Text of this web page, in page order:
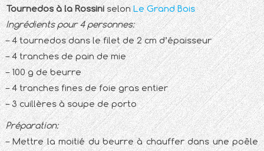
Tournedos à la RossiniselonLe Grand Bois
Ingrédients pour 4 personnes:
– 4 tournedos dans le filet de 2 cm d’épaisseur
– 4 tranches de pain de mie
– 100 g de beurre
– 4 tranches fines de foie gras entier
– 3 cuillères à soupe de porto
Préparation:
– Mettre la moitié du beurre à chauffer dans une poêle